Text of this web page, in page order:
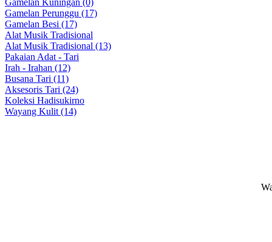
Gamelan Kuningan (0)
Gamelan Perunggu (17)
Gamelan Besi (17)
Alat Musik Tradisional
Alat Musik Tradisional (13)
Pakaian Adat - Tari
Irah - Irahan (12)
Busana Tari (11)
Aksesoris Tari (24)
Koleksi Hadisukirno
Wayang Kulit (14)